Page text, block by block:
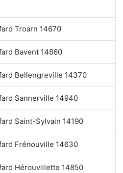
Troarn 14670
Bavent 14860
Bellengreville 14370
Sannerville 14940
Saint-Sylvain 14190
Frénouville 14630
Hérouvillette 14850